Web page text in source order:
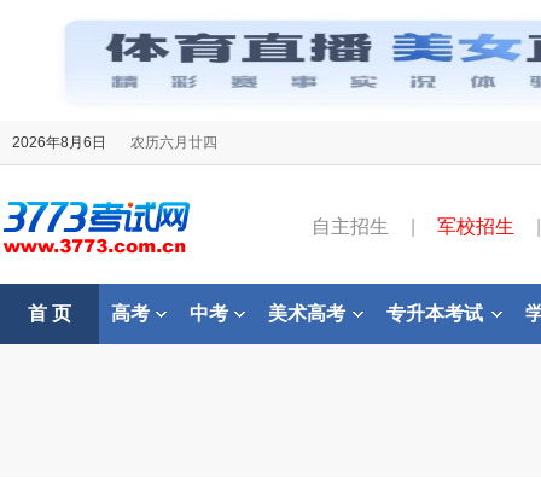
2026年8月6日 农历六月廿四
自主招生 军校招生
首 页 高考 中考 美术高考 专升本考试